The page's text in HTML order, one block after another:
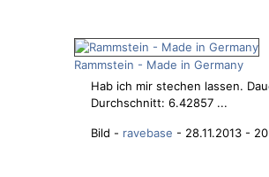
Rammstein - Made in Germany
Hab ich mir stechen lassen.
Durchschnitt: 6.42857 ...
Bild - ravebase - 28.11.2013 -